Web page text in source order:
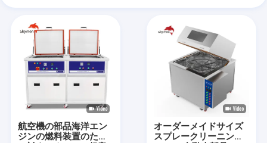
航空機の部品海洋エン
ジンの燃料装置のため
オーダーメイドサイズ
スプレークリーニング